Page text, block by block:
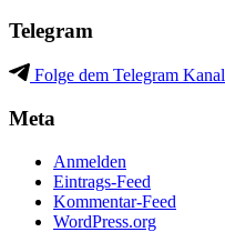
Telegram
Folge dem Telegram Kanal
Meta
Anmelden
Eintrags-Feed
Kommentar-Feed
WordPress.org